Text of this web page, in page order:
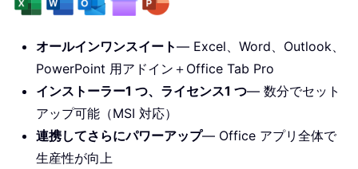
オールインワンスイート— Excel、Word、Outlook、
PowerPoint 用アドイン＋Office Tab Pro
インストーラー1 つ、ライセンス1 つ— 数分でセット
アップ可能（MSI 対応）
連携してさらにパワーアップ— Office アプリ全体で
生産性が向上